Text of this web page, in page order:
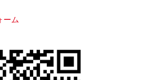
ーム